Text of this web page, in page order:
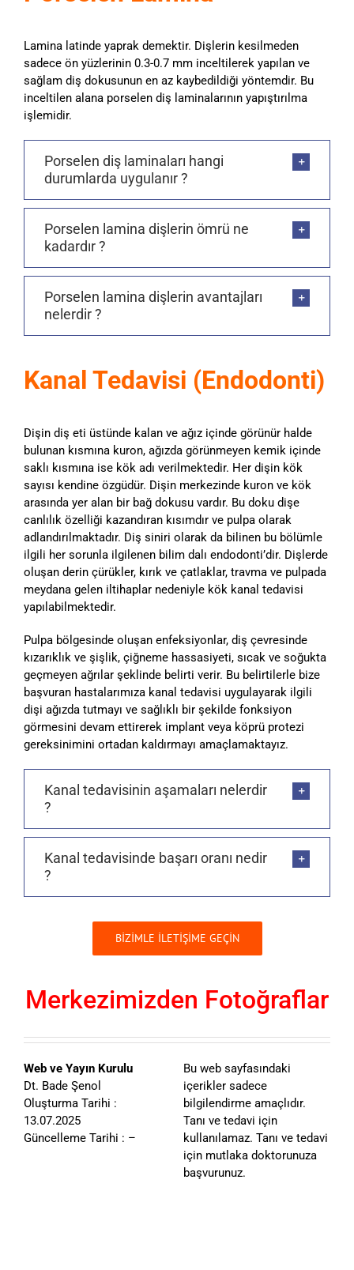
Lamina latinde yaprak demektir. Dişlerin kesilmeden
sadece ön yüzlerinin 0.3-0.7 mm inceltilerek yapılan ve
sağlam diş dokusunun en az kaybedildiği yöntemdir. Bu
inceltilen alana porselen diş laminalarının yapıştırılma
işlemidir.
Porselen diş laminaları hangi
durumlarda uygulanır ?
Porselen lamina dişlerin ömrü ne
kadardır ?
Porselen lamina dişlerin avantajları
nelerdir ?
Kanal Tedavisi (Endodonti)
Dişin diş eti üstünde kalan ve ağız içinde görünür halde
bulunan kısmına kuron, ağızda görünmeyen kemik içinde
saklı kısmına ise kök adı verilmektedir. Her dişin kök
sayısı kendine özgüdür. Dişin merkezinde kuron ve kök
arasında yer alan bir bağ dokusu vardır. Bu doku dişe
canlılık özelliği kazandıran kısımdır ve pulpa olarak
adlandırılmaktadır. Diş siniri olarak da bilinen bu bölümle
ilgili her sorunla ilgilenen bilim dalı endodonti’dir. Dişlerde
oluşan derin çürükler, kırık ve çatlaklar, travma ve pulpada
meydana gelen iltihaplar nedeniyle kök kanal tedavisi
yapılabilmektedir.
Pulpa bölgesinde oluşan enfeksiyonlar, diş çevresinde
kızarıklık ve şişlik, çiğneme hassasiyeti, sıcak ve soğukta
geçmeyen ağrılar şeklinde belirti verir. Bu belirtilerle bize
başvuran hastalarımıza kanal tedavisi uygulayarak ilgili
dişi ağızda tutmayı ve sağlıklı bir şekilde fonksiyon
görmesini devam ettirerek implant veya köprü protezi
gereksinimini ortadan kaldırmayı amaçlamaktayız.
Kanal tedavisinin aşamaları nelerdir
?
Kanal tedavisinde başarı oranı nedir
?
BİZİMLE İLETİŞİME GEÇİN
Merkezimizden Fotoğraflar
Web ve Yayın Kurulu
Dt. Bade Şenol
Oluşturma Tarihi :
13.07.2025
Güncelleme Tarihi : –
Bu web sayfasındaki
içerikler sadece
bilgilendirme amaçlıdır.
Tanı ve tedavi için
kullanılamaz. Tanı ve tedavi
için mutlaka doktorunuza
başvurunuz.